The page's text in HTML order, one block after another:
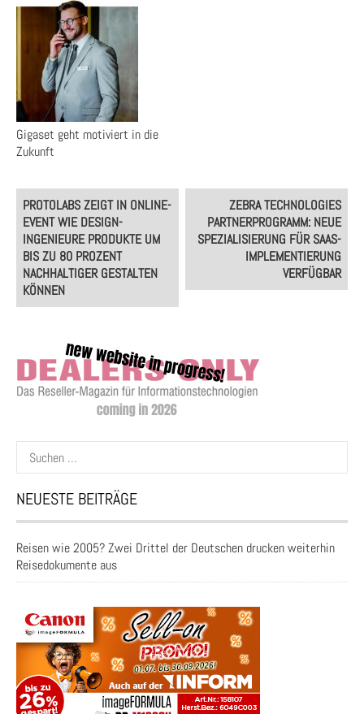
Gigaset geht motiviert in die
Zukunft
Post
navigation
PROTOLABS ZEIGT IN ONLINE-
EVENT WIE DESIGN-
INGENIEURE PRODUKTE UM
BIS ZU 80 PROZENT
NACHHALTIGER GESTALTEN
KÖNNEN
ZEBRA TECHNOLOGIES
PARTNERPROGRAMM: NEUE
SPEZIALISIERUNG FÜR SAAS-
IMPLEMENTIERUNG
VERFÜGBAR
Suchen
nach:
NEUESTE BEITRÄGE
Reisen wie 2005? Zwei Drittel der Deutschen drucken weiterhin
Reisedokumente aus